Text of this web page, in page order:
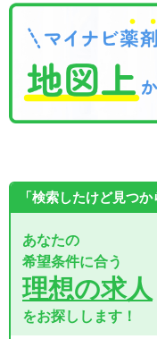
「検索したけど見つか
あなたの
希望条件に合う
理想の求人
をお探しします！